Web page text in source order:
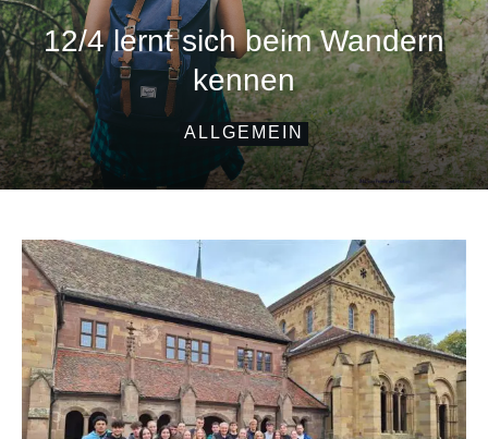
12/4 lernt sich beim Wandern
kennen
ALLGEMEIN